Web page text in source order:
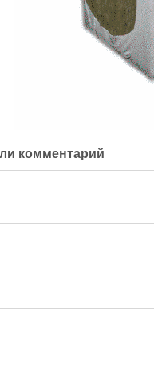
комментарий